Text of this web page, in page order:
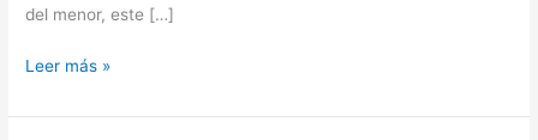
del menor, este […]
Leer más »